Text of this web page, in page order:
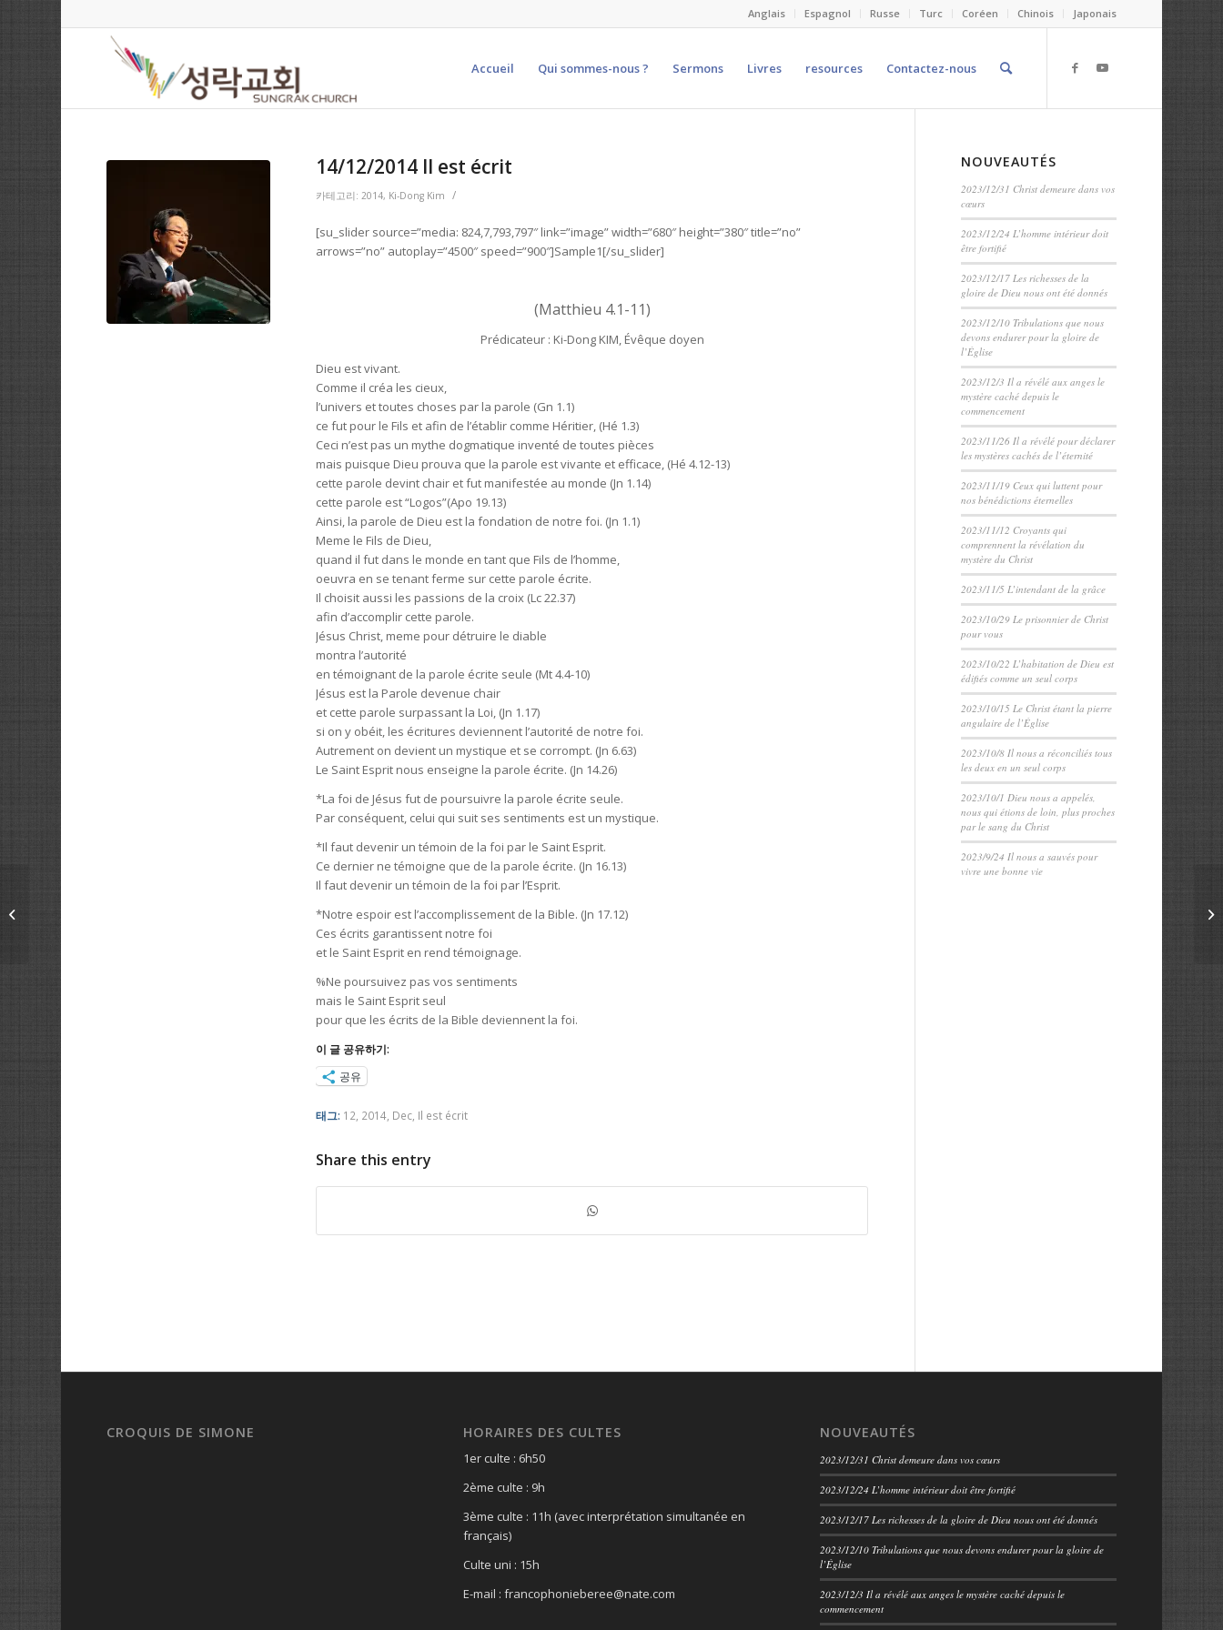
Anglais Espagnol Russe Turc Coréen Chinois Japonais
Accueil Qui sommes-nous ? Sermons Livres resources Contactez-nous
14/12/2014 Il est écrit
카테고리:2014, Ki-Dong Kim /
[su_slider source=”media: 824,7,793,797″ link=”image” width=”680″ height=”380″ title=”no”
arrows=”no” autoplay=”4500″ speed=”900″]Sample1[/su_slider]
(Matthieu 4.1-11)
Prédicateur : Ki-Dong KIM, Évêque doyen
Dieu est vivant.
Comme il créa les cieux,
l’univers et toutes choses par la parole (Gn 1.1)
ce fut pour le Fils et afin de l’établir comme Héritier, (Hé 1.3)
Ceci n’est pas un mythe dogmatique inventé de toutes pièces
mais puisque Dieu prouva que la parole est vivante et efficace, (Hé 4.12-13)
cette parole devint chair et fut manifestée au monde (Jn 1.14)
cette parole est “Logos”(Apo 19.13)
Ainsi, la parole de Dieu est la fondation de notre foi. (Jn 1.1)
Meme le Fils de Dieu,
quand il fut dans le monde en tant que Fils de l’homme,
oeuvra en se tenant ferme sur cette parole écrite.
Il choisit aussi les passions de la croix (Lc 22.37)
afin d’accomplir cette parole.
Jésus Christ, meme pour détruire le diable
montra l’autorité
en témoignant de la parole écrite seule (Mt 4.4-10)
Jésus est la Parole devenue chair
et cette parole surpassant la Loi, (Jn 1.17)
si on y obéit, les écritures deviennent l’autorité de notre foi.
Autrement on devient un mystique et se corrompt. (Jn 6.63)
Le Saint Esprit nous enseigne la parole écrite. (Jn 14.26)
*La foi de Jésus fut de poursuivre la parole écrite seule.
Par conséquent, celui qui suit ses sentiments est un mystique.
*Il faut devenir un témoin de la foi par le Saint Esprit.
Ce dernier ne témoigne que de la parole écrite. (Jn 16.13)
Il faut devenir un témoin de la foi par l’Esprit.
*Notre espoir est l’accomplissement de la Bible. (Jn 17.12)
Ces écrits garantissent notre foi
et le Saint Esprit en rend témoignage.
%Ne poursuivez pas vos sentiments
mais le Saint Esprit seul
pour que les écrits de la Bible deviennent la foi.
이 글 공유하기:
공유
태그: 12, 2014, Dec, Il est écrit
Share this entry
NOUVEAUTÉS
2023/12/31 Christ demeure dans vos
cœurs
2023/12/24 L’homme intérieur doit
être fortifié
2023/12/17 Les richesses de la
gloire de Dieu nous ont été donnés
2023/12/10 Tribulations que nous
devons endurer pour la gloire de
l’Église
2023/12/3 Il a révélé aux anges le
mystère caché depuis le
commencement
2023/11/26 Il a révélé pour déclarer
les mystères cachés de l’éternité
2023/11/19 Ceux qui luttent pour
nos bénédictions éternelles
2023/11/12 Croyants qui
comprennent la révélation du
mystère du Christ
2023/11/5 L’intendant de la grâce
2023/10/29 Le prisonnier de Christ
pour vous
2023/10/22 L’habitation de Dieu est
édifiés comme un seul corps
2023/10/15 Le Christ étant la pierre
angulaire de l’Église
2023/10/8 Il nous a réconciliés tous
les deux en un seul corps
2023/10/1 Dieu nous a appelés,
nous qui étions de loin, plus proches
par le sang du Christ
2023/9/24 Il nous a sauvés pour
vivre une bonne vie
CROQUIS DE SIMONE HORAIRES DES CULTES
1er culte : 6h50
2ème culte : 9h
3ème culte : 11h (avec interprétation simultanée en
français)
Culte uni : 15h
E-mail : francophonieberee@nate.com
NOUVEAUTÉS
2023/12/31 Christ demeure dans vos cœurs
2023/12/24 L’homme intérieur doit être fortifié
2023/12/17 Les richesses de la gloire de Dieu nous ont été donnés
2023/12/10 Tribulations que nous devons endurer pour la gloire de
l’Église
2023/12/3 Il a révélé aux anges le mystère caché depuis le
commencement